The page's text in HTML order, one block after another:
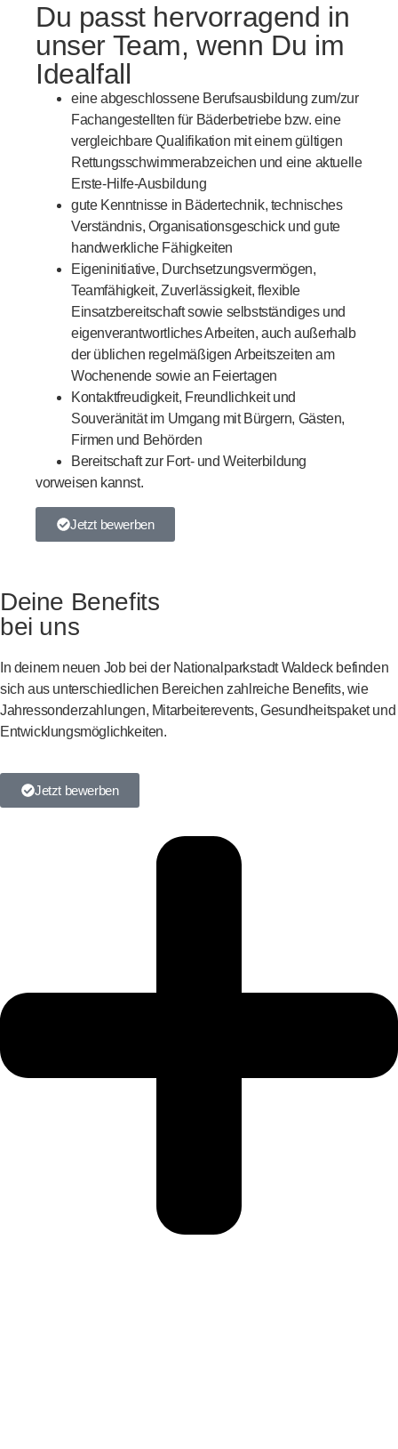
Du passt hervorragend in
unser Team, wenn Du im
Idealfall
eine abgeschlossene Berufsausbildung zum/zur
Fachangestellten für Bäderbetriebe bzw. eine
vergleichbare Qualifikation mit einem gültigen
Rettungsschwimmerabzeichen und eine aktuelle
Erste-Hilfe-Ausbildung
gute Kenntnisse in Bädertechnik, technisches
Verständnis, Organisationsgeschick und gute
handwerkliche Fähigkeiten
Eigeninitiative, Durchsetzungsvermögen,
Teamfähigkeit, Zuverlässigkeit, flexible
Einsatzbereitschaft sowie selbstständiges und
eigenverantwortliches Arbeiten, auch außerhalb
der üblichen regelmäßigen Arbeitszeiten am
Wochenende sowie an Feiertagen
Kontaktfreudigkeit, Freundlichkeit und
Souveränität im Umgang mit Bürgern, Gästen,
Firmen und Behörden
Bereitschaft zur Fort- und Weiterbildung
vorweisen kannst.
Jetzt bewerben
Deine Benefits
bei uns
In deinem neuen Job bei der Nationalparkstadt Waldeck befinden
sich aus unterschiedlichen Bereichen zahlreiche Benefits, wie
Jahressonderzahlungen, Mitarbeiterevents, Gesundheitspaket und
Entwicklungsmöglichkeiten.
Jetzt bewerben